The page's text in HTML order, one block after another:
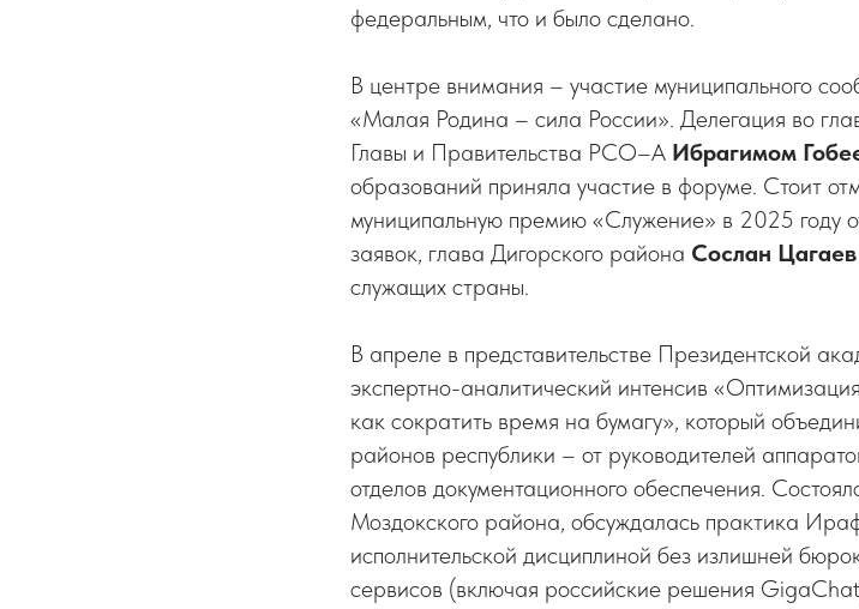
федеральным, что и было сделано.
В центре внимания – участие муниципального
«Малая Родина – сила России». Делегация во
Главы и Правительства РСО–А Ибрагимом
образований приняла участие в форуме. Стоит
муниципальную премию «Служение» в 2025 году
заявок, глава Дигорского района Сослан Цагаев
служащих страны.
В апреле в представительстве Президентской
экспертно-аналитический интенсив
как сократить время на бумагу», который
районов республики – от руководителей
отделов документационного обеспечения.
Моздокского района, обсуждалась практика
исполнительской дисциплиной без излишней
сервисов (включая российские решения